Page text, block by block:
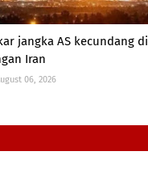
jangka AS kecundang di
Iran
06, 2026